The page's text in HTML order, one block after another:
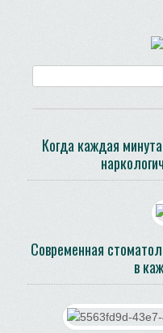
Когда каждая
Современная
в